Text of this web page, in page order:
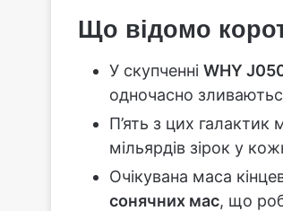
Що відомо
У скупченні WHY
одночасно
П’ять з цих
мільярдів зірок у
Очікувана маса
сонячних мас, що